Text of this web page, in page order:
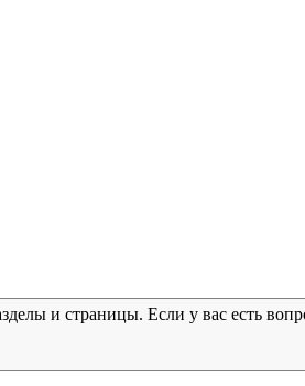
и страницы. Если у вас есть